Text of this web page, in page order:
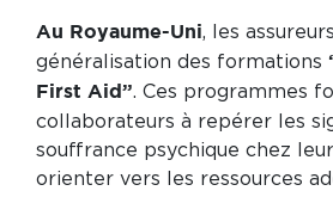
Au Royaume-Uni, les
généralisation des formations
First Aid”. Ces programmes
collaborateurs à repérer les
souffrance psychique chez
orienter vers les ressources